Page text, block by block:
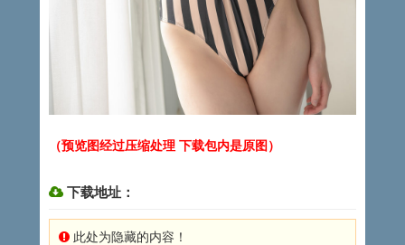
（预览图经过压缩处理 下载包内是原图）
下载地址：
此处为隐藏的内容！